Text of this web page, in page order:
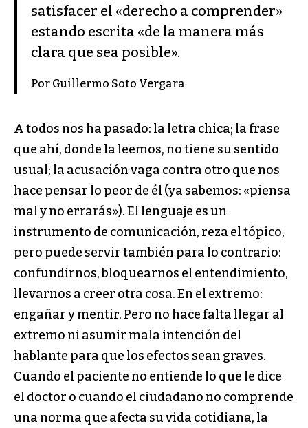
satisfacer el «derecho a comprender»
estando escrita «de la manera más
clara que sea posible».
Por Guillermo Soto Vergara
A todos nos ha pasado: la letra chica; la frase
que ahí, donde la leemos, no tiene su sentido
usual; la acusación vaga contra otro que nos
hace pensar lo peor de él (ya sabemos: «piensa
mal y no errarás»). El lenguaje es un
instrumento de comunicación, reza el tópico,
pero puede servir también para lo contrario:
confundirnos, bloquearnos el entendimiento,
llevarnos a creer otra cosa. En el extremo:
engañar y mentir. Pero no hace falta llegar al
extremo ni asumir mala intención del
hablante para que los efectos sean graves.
Cuando el paciente no entiende lo que le dice
el doctor o cuando el ciudadano no comprende
una norma que afecta su vida cotidiana, la